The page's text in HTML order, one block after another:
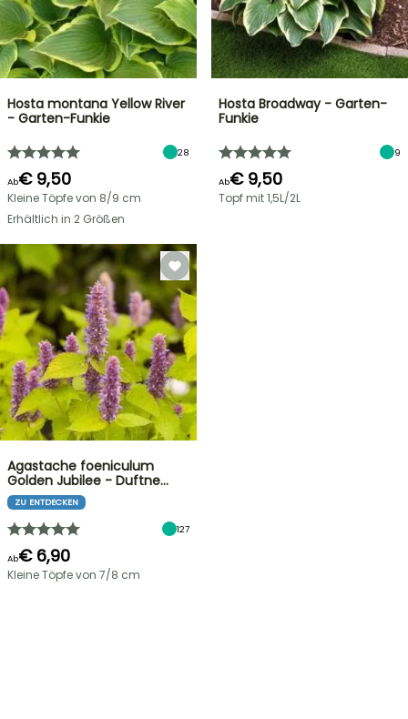
Hosta montana Yellow River
- Garten-Funkie
28
Ab€ 9,50
Kleine Töpfe von 8/9 cm
Erhältlich in 2 Größen
Hosta Broadway - Garten-
Funkie
9
Ab€ 9,50
Topf mit 1,5L/2L
Agastache foeniculum
Golden Jubilee - Duftne…
ZU ENTDECKEN
127
Ab€ 6,90
Kleine Töpfe von 7/8 cm